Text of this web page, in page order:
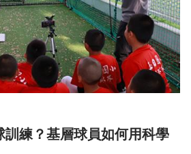
訓練？基層球員如何用科學